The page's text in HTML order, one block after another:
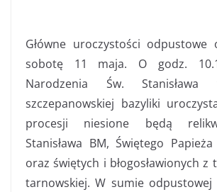
Główne uroczystości
sobotę 11 maja. O godz.
Narodzenia Św.
szczepanowskiej bazyliki
procesji niesione będą
Stanisława BM, Świętego Papieża
oraz świętych i błogosławionych z
tarnowskiej. W sumie odpustowej